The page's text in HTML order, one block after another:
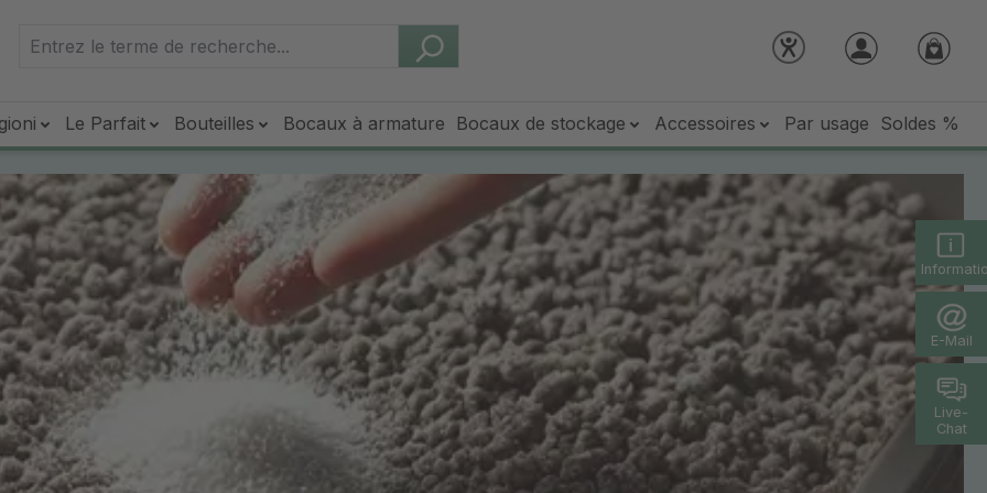
E-Mail
Live-
Chat
Le Parfait Bouteilles Bocaux à armature Bocaux de stockage Accessoires Par usage Soldes %